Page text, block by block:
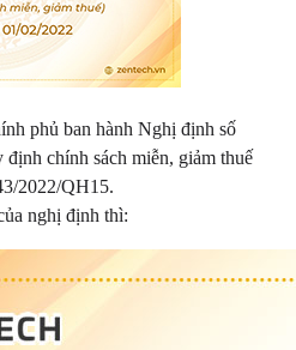
phủ ban hành Nghị định số
chính sách miễn, giảm thuế
2022/QH15.
nghị định thì: